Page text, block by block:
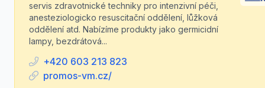
servis zdravotnické techniky pro intenzivní péči,
anesteziologicko resuscitační oddělení, lůžková
oddělení atd. Nabízíme produkty jako germicidní
lampy, bezdrátová...
+420 603 213 823
promos-vm.cz/